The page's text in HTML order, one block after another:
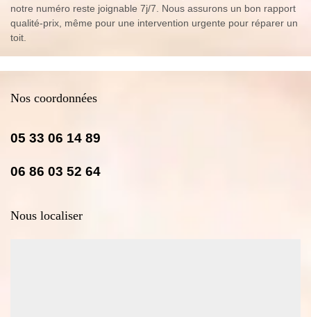
notre numéro reste joignable 7j/7. Nous assurons un bon rapport
qualité-prix, même pour une intervention urgente pour réparer un
toit.
Nos coordonnées
05 33 06 14 89
06 86 03 52 64
Nous localiser